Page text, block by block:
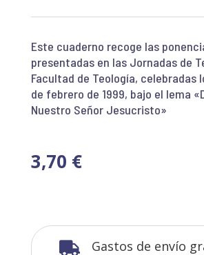
Este cuaderno recoge las
presentadas en las Jornadas de
Facultad de Teología, celebradas
de febrero de 1999, bajo el lema
Nuestro Señor Jesucristo»
3,70 €
 Gastos de envío